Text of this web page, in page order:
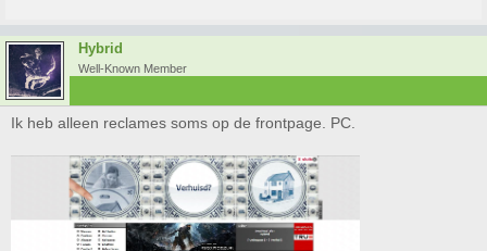
Hybrid
Well-Known Member
Ik heb alleen reclames soms op de frontpage. PC.